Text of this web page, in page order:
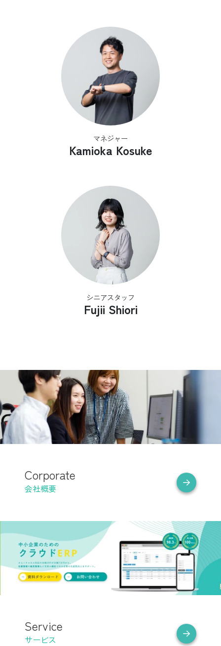
マネジャー
Kamioka Kosuke
シニアスタッフ
Fujii Shiori
Corporate
会社概要
Service
サービス